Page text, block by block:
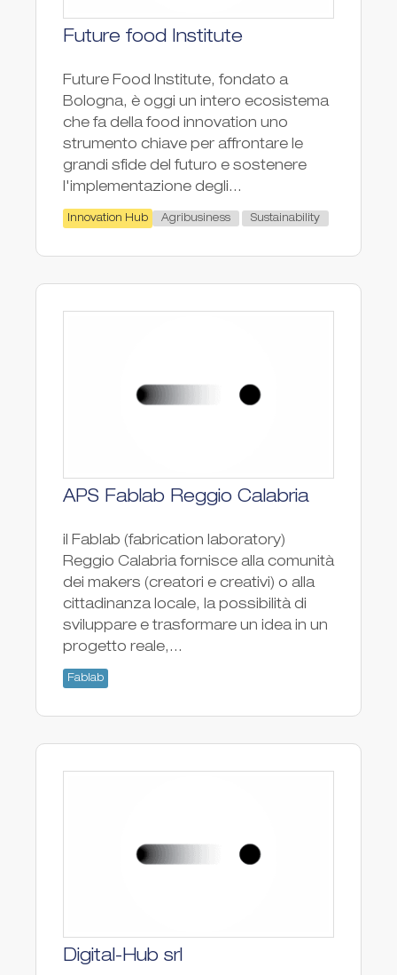
Future food Institute
Future Food Institute, fondato a
Bologna, è oggi un intero ecosistema
che fa della food innovation uno
strumento chiave per affrontare le
grandi sfide del futuro e sostenere
l'implementazione degli...
Innovation Hub Agribusiness Sustainability
APS Fablab Reggio Calabria
il Fablab (fabrication laboratory)
Reggio Calabria fornisce alla comunità
dei makers (creatori e creativi) o alla
cittadinanza locale, la possibilità di
sviluppare e trasformare un idea in un
progetto reale,...
Fablab
Digital-Hub srl